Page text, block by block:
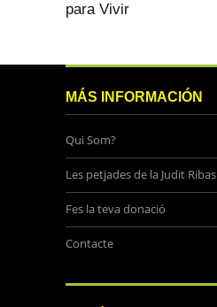
para Vivir
MÁS INFORMACIÓN
Qui Som?
Les petjades de la Judit Ribas
Fes la teva donació
Contacte